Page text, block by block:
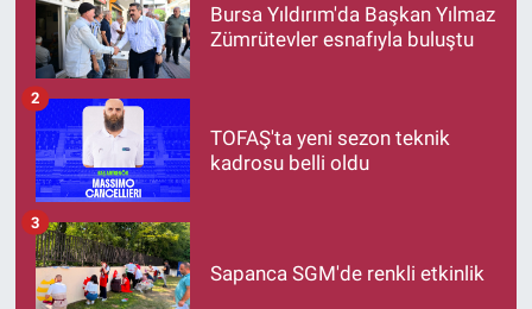
Bursa Yıldırım'da Başkan Yılmaz
Zümrütevler esnafıyla buluştu
TOFAŞ'ta yeni sezon teknik
kadrosu belli oldu
2
Sapanca SGM'de renkli etkinlik
3